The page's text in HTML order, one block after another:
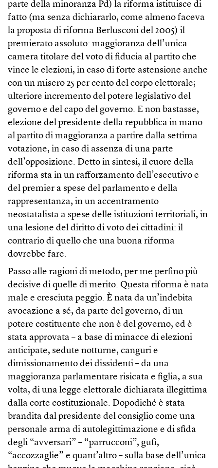
parte della minoranza Pd) la riforma istituisce di
fatto (ma senza dichiararlo, come almeno faceva
la proposta di riforma Berlusconi del 2005) il
premierato assoluto: maggioranza dell’unica
camera titolare del voto di fiducia al partito che
vince le elezioni, in caso di forte astensione anche
con un misero 25 per cento del corpo elettorale;
ulteriore incremento del potere legislativo del
governo e del capo del governo. E non bastasse,
elezione del presidente della repubblica in mano
al partito di maggioranza a partire dalla settima
votazione, in caso di assenza di una parte
dell’opposizione. Detto in sintesi, il cuore della
riforma sta in un rafforzamento dell’esecutivo e
del premier a spese del parlamento e della
rappresentanza, in un accentramento
neostatalista a spese delle istituzioni territoriali, in
una lesione del diritto di voto dei cittadini: il
contrario di quello che una buona riforma
dovrebbe fare.
Passo alle ragioni di metodo, per me perfino più
decisive di quelle di merito. Questa riforma è nata
male e cresciuta peggio. È nata da un’indebita
avocazione a sé, da parte del governo, di un
potere costituente che non è del governo, ed è
stata approvata – a base di minacce di elezioni
anticipate, sedute notturne, canguri e
dimissionamento dei dissidenti – da una
maggioranza parlamentare risicata e figlia, a sua
volta, di una legge elettorale dichiarata illegittima
dalla corte costituzionale. Dopodiché è stata
brandita dal presidente del consiglio come una
personale arma di autolegittimazione e di sfida
degli “avversari” – “parrucconi”, gufi,
“accozzaglie” e quant’altro – sulla base dell’unica